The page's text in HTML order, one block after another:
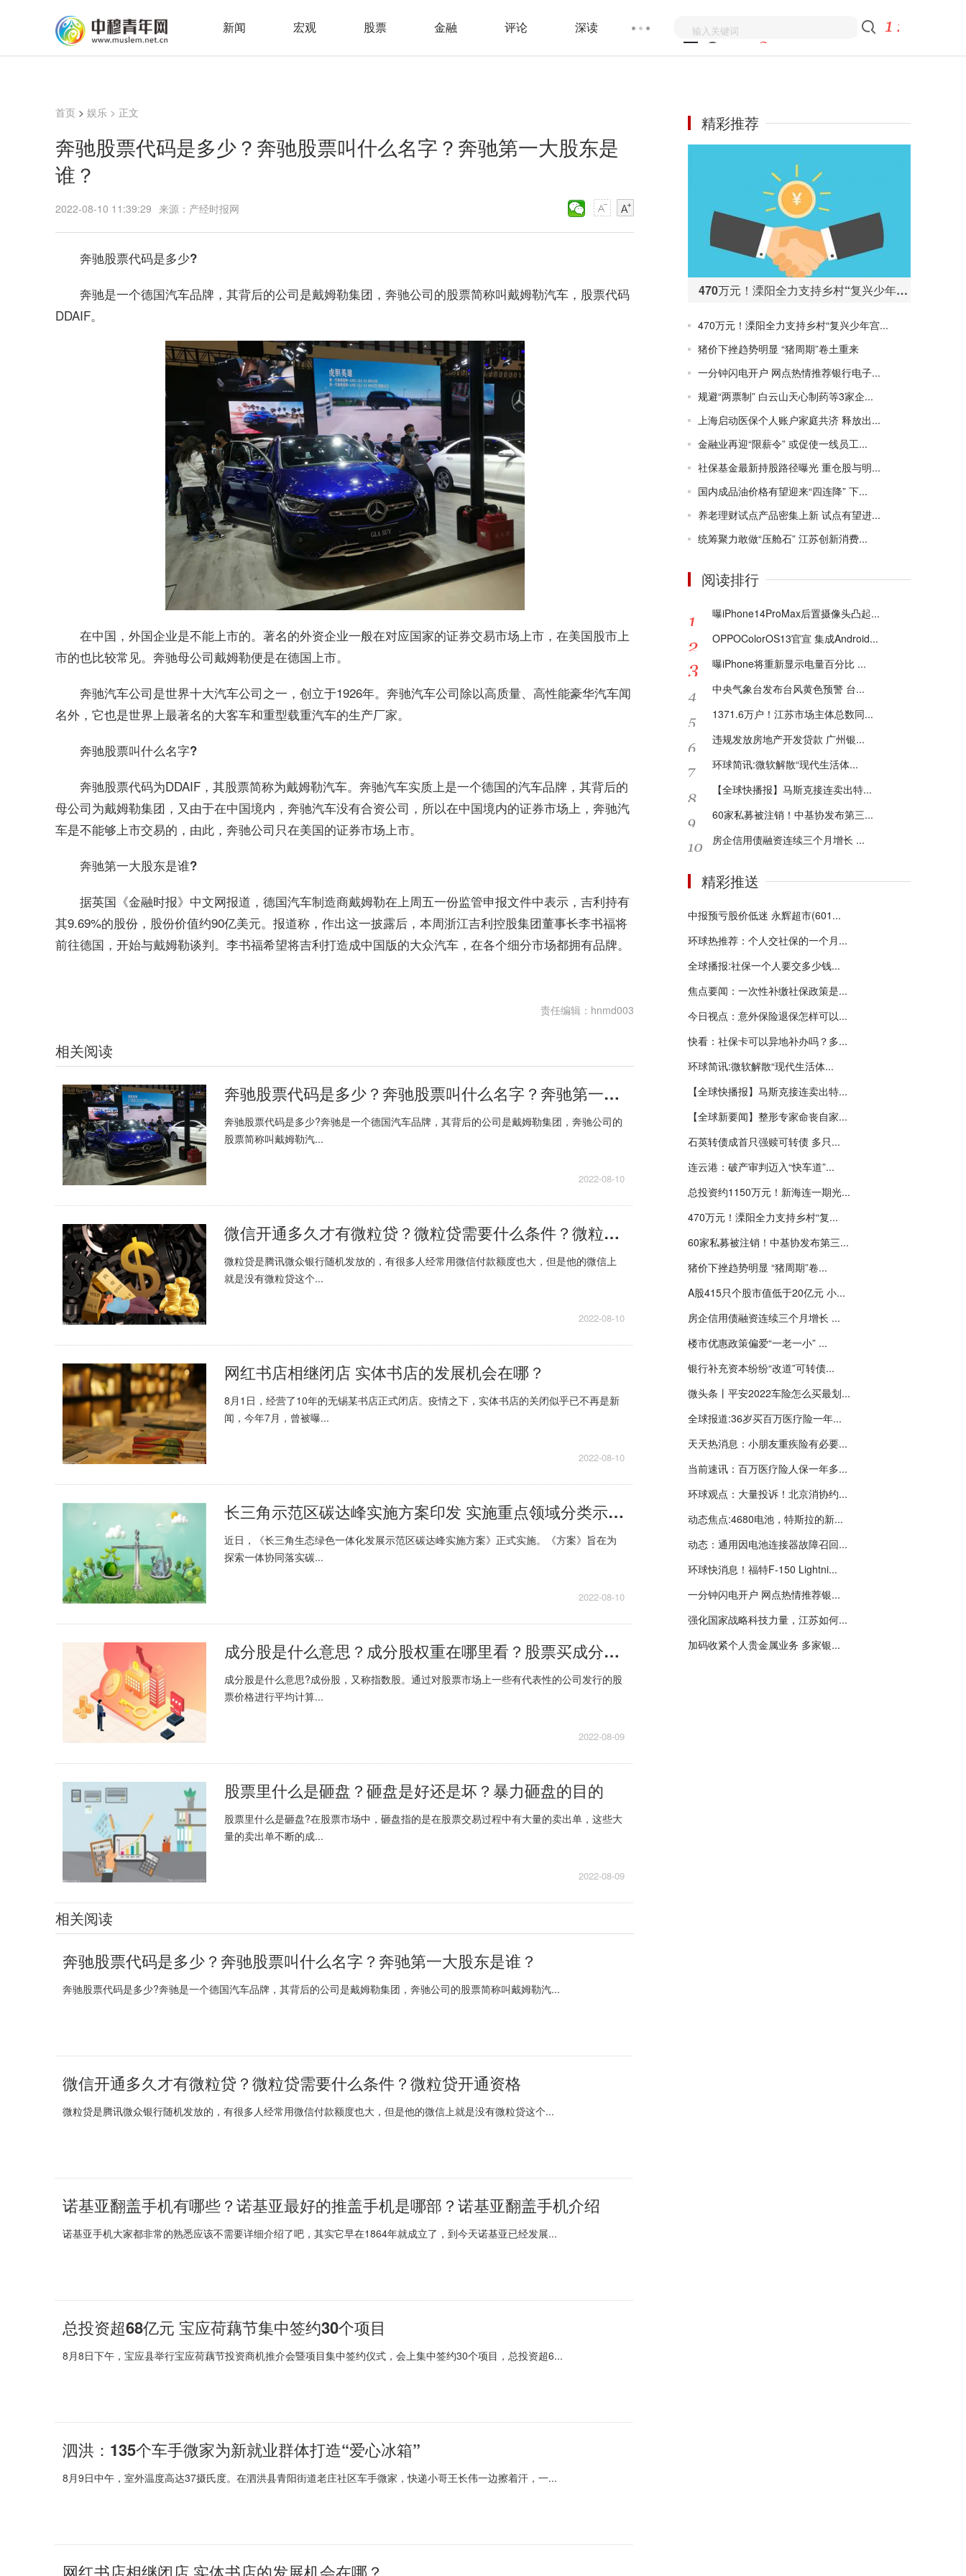
新闻 宏观 股票 金融 评论 深读
首页 > 娱乐 > 正文
奔驰股票代码是多少？奔驰股票叫什么名字？奔驰第一大股东是
谁？
2022-08-10 11:39:29 来源：产经时报网
奔驰股票代码是多少?
奔驰是一个德国汽车品牌，其背后的公司是戴姆勒集团，奔驰公司的股票简称叫戴姆勒汽车，股票代码
DDAIF。
在中国，外国企业是不能上市的。著名的外资企业一般在对应国家的证券交易市场上市，在美国股市上
市的也比较常见。奔驰母公司戴姆勒便是在德国上市。
奔驰汽车公司是世界十大汽车公司之一，创立于1926年。奔驰汽车公司除以高质量、高性能豪华汽车闻
名外，它也是世界上最著名的大客车和重型载重汽车的生产厂家。
奔驰股票叫什么名字?
奔驰股票代码为DDAIF，其股票简称为戴姆勒汽车。奔驰汽车实质上是一个德国的汽车品牌，其背后的
母公司为戴姆勒集团，又由于在中国境内，奔驰汽车没有合资公司，所以在中国境内的证券市场上，奔驰汽
车是不能够上市交易的，由此，奔驰公司只在美国的证券市场上市。
奔驰第一大股东是谁?
据英国《金融时报》中文网报道，德国汽车制造商戴姆勒在上周五一份监管申报文件中表示，吉利持有
其9.69%的股份，股份价值约90亿美元。报道称，作出这一披露后，本周浙江吉利控股集团董事长李书福将
前往德国，开始与戴姆勒谈判。李书福希望将吉利打造成中国版的大众汽车，在各个细分市场都拥有品牌。
责任编辑：hnmd003
相关阅读
奔驰股票代码是多少？奔驰股票叫什么名字？奔驰第一大股东是谁？
奔驰股票代码是多少?奔驰是一个德国汽车品牌，其背后的公司是戴姆勒集团，奔驰公司的
股票简称叫戴姆勒汽...
2022-08-10
微信开通多久才有微粒贷？微粒贷需要什么条件？微粒贷开通资格
微粒贷是腾讯微众银行随机发放的，有很多人经常用微信付款额度也大，但是他的微信上
就是没有微粒贷这个...
2022-08-10
网红书店相继闭店 实体书店的发展机会在哪？
8月1日，经营了10年的无锡某书店正式闭店。疫情之下，实体书店的关闭似乎已不再是新
闻，今年7月，曾被曝...
2022-08-10
长三角示范区碳达峰实施方案印发 实施重点领域分类示范行动
近日，《长三角生态绿色一体化发展示范区碳达峰实施方案》正式实施。《方案》旨在为
探索一体协同落实碳...
2022-08-10
成分股是什么意思？成分股权重在哪里看？股票买成分股好还是个股好？
成分股是什么意思?成份股，又称指数股。通过对股票市场上一些有代表性的公司发行的股
票价格进行平均计算...
2022-08-09
股票里什么是砸盘？砸盘是好还是坏？暴力砸盘的目的
股票里什么是砸盘?在股票市场中，砸盘指的是在股票交易过程中有大量的卖出单，这些大
量的卖出单不断的成...
2022-08-09
相关阅读
奔驰股票代码是多少？奔驰股票叫什么名字？奔驰第一大股东是谁？
奔驰股票代码是多少?奔驰是一个德国汽车品牌，其背后的公司是戴姆勒集团，奔驰公司的股票简称叫戴姆勒汽...
微信开通多久才有微粒贷？微粒贷需要什么条件？微粒贷开通资格
微粒贷是腾讯微众银行随机发放的，有很多人经常用微信付款额度也大，但是他的微信上就是没有微粒贷这个...
诺基亚翻盖手机有哪些？诺基亚最好的推盖手机是哪部？诺基亚翻盖手机介绍
诺基亚手机大家都非常的熟悉应该不需要详细介绍了吧，其实它早在1864年就成立了，到今天诺基亚已经发展...
总投资超68亿元 宝应荷藕节集中签约30个项目
8月8日下午，宝应县举行宝应荷藕节投资商机推介会暨项目集中签约仪式，会上集中签约30个项目，总投资超6...
泗洪：135个车手微家为新就业群体打造“爱心冰箱”
8月9日中午，室外温度高达37摄氏度。在泗洪县青阳街道老庄社区车手微家，快递小哥王长伟一边擦着汗，一...
网红书店相继闭店 实体书店的发展机会在哪？
精彩推荐
470万元！溧阳全力支持乡村“复兴少年宫”建设
470万元！溧阳全力支持乡村“复兴少年宫...
猪价下挫趋势明显 “猪周期”卷土重来
一分钟闪电开户 网点热情推荐银行电子...
规避“两票制” 白云山天心制药等3家企...
上海启动医保个人账户家庭共济 释放出...
金融业再迎“限薪令” 或促使一线员工...
社保基金最新持股路径曝光 重仓股与明...
国内成品油价格有望迎来“四连降” 下...
养老理财试点产品密集上新 试点有望进...
统筹聚力敢做“压舱石” 江苏创新消费...
阅读排行
曝iPhone14ProMax后置摄像头凸起...
OPPOColorOS13官宣 集成Android...
曝iPhone将重新显示电量百分比 ...
中央气象台发布台风黄色预警 台...
1371.6万户！江苏市场主体总数同...
违规发放房地产开发贷款 广州银...
环球简讯:微软解散“现代生活体...
【全球快播报】马斯克接连卖出特...
60家私募被注销！中基协发布第三...
房企信用债融资连续三个月增长 ...
精彩推送
中报预亏股价低迷 永辉超市(601...
环球热推荐：个人交社保的一个月...
全球播报:社保一个人要交多少钱...
焦点要闻：一次性补缴社保政策是...
今日视点：意外保险退保怎样可以...
快看：社保卡可以异地补办吗？多...
环球简讯:微软解散“现代生活体...
【全球快播报】马斯克接连卖出特...
【全球新要闻】整形专家命丧自家...
石英转债成首只强赎可转债 多只...
连云港：破产审判迈入“快车道”...
总投资约1150万元！新海连一期光...
470万元！溧阳全力支持乡村“复...
60家私募被注销！中基协发布第三...
猪价下挫趋势明显 “猪周期”卷...
A股415只个股市值低于20亿元 小...
房企信用债融资连续三个月增长 ...
楼市优惠政策偏爱“一老一小” ...
银行补充资本纷纷“改道”可转债...
微头条丨平安2022车险怎么买最划...
全球报道:36岁买百万医疗险一年...
天天热消息：小朋友重疾险有必要...
当前速讯：百万医疗险人保一年多...
环球观点：大量投诉！北京消协约...
动态焦点:4680电池，特斯拉的新...
动态：通用因电池连接器故障召回...
环球快消息！福特F-150 Lightni...
一分钟闪电开户 网点热情推荐银...
强化国家战略科技力量，江苏如何...
加码收紧个人贵金属业务 多家银...